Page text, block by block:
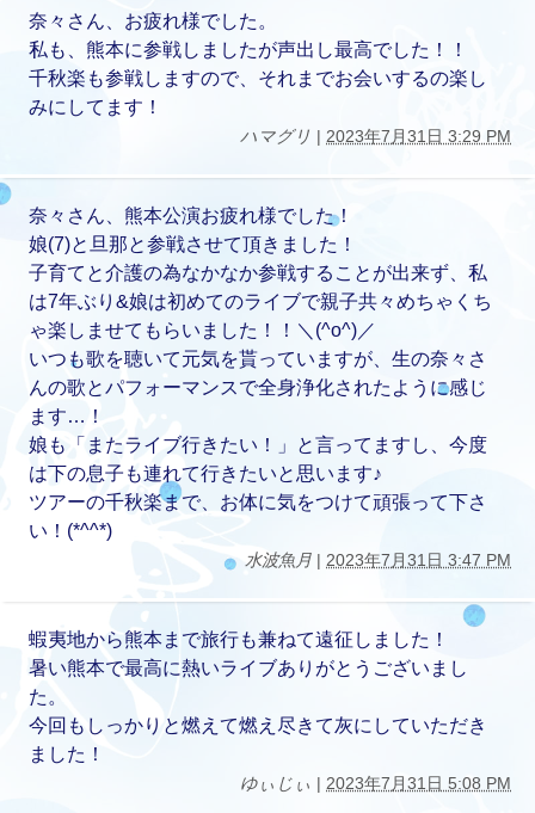
奈々さん、お疲れ様でした。
私も、熊本に参戦しましたが声出し最高でした！！
千秋楽も参戦しますので、それまでお会いするの楽し
みにしてます！
ハマグリ | 2023年7月31日 3:29 PM
奈々さん、熊本公演お疲れ様でした！
娘(7)と旦那と参戦させて頂きました！
子育てと介護の為なかなか参戦することが出来ず、私
は7年ぶり&娘は初めてのライブで親子共々めちゃくち
ゃ楽しませてもらいました！！＼(^o^)／
いつも歌を聴いて元気を貰っていますが、生の奈々さ
んの歌とパフォーマンスで全身浄化されたように感じ
ます…！
娘も「またライブ行きたい！」と言ってますし、今度
は下の息子も連れて行きたいと思います♪
ツアーの千秋楽まで、お体に気をつけて頑張って下さ
い！(*^^*)
水波魚月 | 2023年7月31日 3:47 PM
蝦夷地から熊本まで旅行も兼ねて遠征しました！
暑い熊本で最高に熱いライブありがとうございまし
た。
今回もしっかりと燃えて燃え尽きて灰にしていただき
ました！
ゆぃじぃ | 2023年7月31日 5:08 PM